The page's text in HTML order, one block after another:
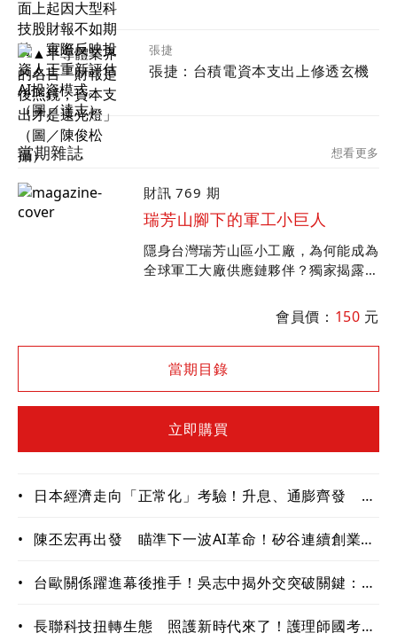
張捷
張捷：台積電資本支出上修透玄機
當期雜誌 想看更多
財訊 769 期
瑞芳山腳下的軍工小巨人
隱身台灣瑞芳山區小工廠，為何能成為
全球軍工大廠供應鏈夥伴？獨家揭露豐
中科院院長李世強談台美軍工產業合
作，盤點軍工產業鏈投資機會
會員價： 150 元
當期目錄
立即購買
•
日本經濟走向「正常化」考驗！升息、通膨齊發 企
• 陳丕宏再出發 瞄準下一波AI革命！矽谷連續創業家
•
台歐關係躍進幕後推手！吳志中揭外交突破關鍵：
• 長聯科技扭轉生態 照護新時代來了！護理師國考狀